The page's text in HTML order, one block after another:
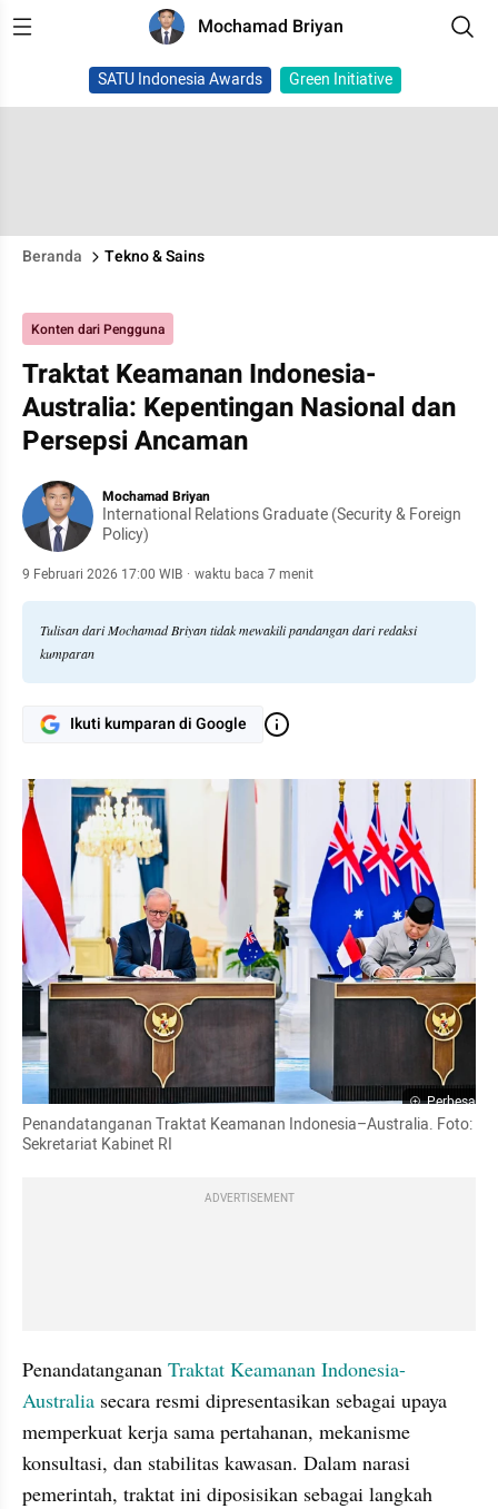
Mochamad Briyan
SATU Indonesia Awards Green Initiative
Beranda Tekno & Sains
Konten dari Pengguna
Traktat Keamanan Indonesia-
Australia: Kepentingan Nasional dan
Persepsi Ancaman
Mochamad Briyan
International Relations Graduate (Security & Foreign
Policy)
9 Februari 2026 17:00 WIB · waktu baca 7 menit
Tulisan dari Mochamad Briyan tidak mewakili pandangan dari redaksi
kumparan
Ikuti kumparan di Google
Perbesar
Penandatanganan Traktat Keamanan Indonesia–Australia. Foto:
Sekretariat Kabinet RI
ADVERTISEMENT
Penandatanganan Traktat Keamanan Indonesia-
Australia secara resmi dipresentasikan sebagai upaya
memperkuat kerja sama pertahanan, mekanisme
konsultasi, dan stabilitas kawasan. Dalam narasi
pemerintah, traktat ini diposisikan sebagai langkah